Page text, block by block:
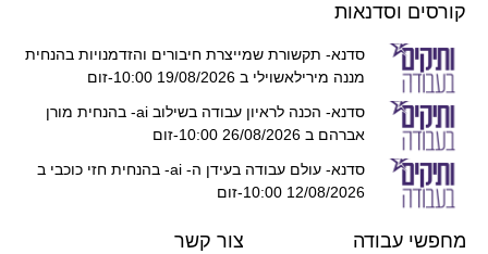
קורסים וסדנאות
סדנא- תקשורת שמייצרת חיבורים והזדמנויות בהנחית
מננה מירילאשוילי ב 19/08/2026 10:00-זום
סדנא- הכנה לראיון עבודה בשילוב ai- בהנחית מורן
אברהם ב 26/08/2026 10:00-זום
סדנא- עולם עבודה בעידן ה- ai- בהנחית חזי כוכבי ב
12/08/2026 10:00-זום
מחפשי עבודה צור קשר